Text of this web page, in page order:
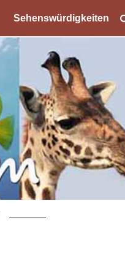
Sehenswürdigkeiten